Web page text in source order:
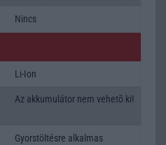
Nincs
Li-Ion
Az akkumulátor nem vehetõ ki!
Gyorstöltésre alkalmas